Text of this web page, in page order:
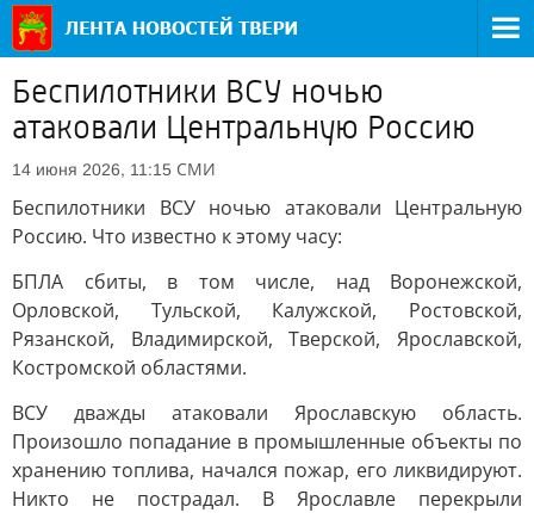
Беспилотники ВСУ ночью
атаковали Центральную Россию
14 июня 2026, 11:15 СМИ
Беспилотники ВСУ ночью атаковали Центральную
Россию. Что известно к этому часу:
БПЛА сбиты, в том числе, над Воронежской,
Орловской, Тульской, Калужской, Ростовской,
Рязанской, Владимирской, Тверской, Ярославской,
Костромской областями.
ВСУ дважды атаковали Ярославскую область.
Произошло попадание в промышленные объекты по
хранению топлива, начался пожар, его ликвидируют.
Никто не пострадал. В Ярославле перекрыли